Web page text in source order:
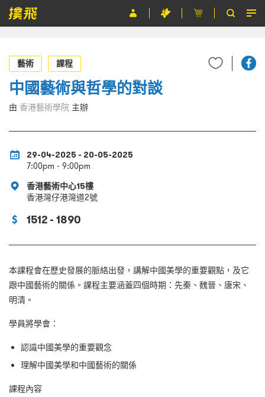
主辦單位
關於撲飛
EN
藝術 課程
中國藝術與哲學的對談
由 香港藝術學院 主辦
29-04-2025 - 20-05-2025
7:00pm - 9:00pm
香港藝術中心15樓
香港灣仔港灣道2號
1512 - 1890
本課程會在歷史發展的脈絡出發，講解中國美學的重要觀點，及它
跟中國藝術的關係。課程主要涵蓋四個時期：先秦、魏晉、唐宋、
明清。
學員將學會：
認識中國美學的重要觀念
理解中國美學和中國藝術的關係
課程內容